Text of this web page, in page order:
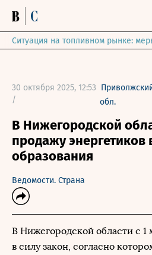
Ситуация на топливном рынке:
30 октября 2025, 12:53
/
обл.
В Нижегородской
продажу энергетиков
образования
Ведомости. Страна
В Нижегородской области с 1
в силу закон, согласно